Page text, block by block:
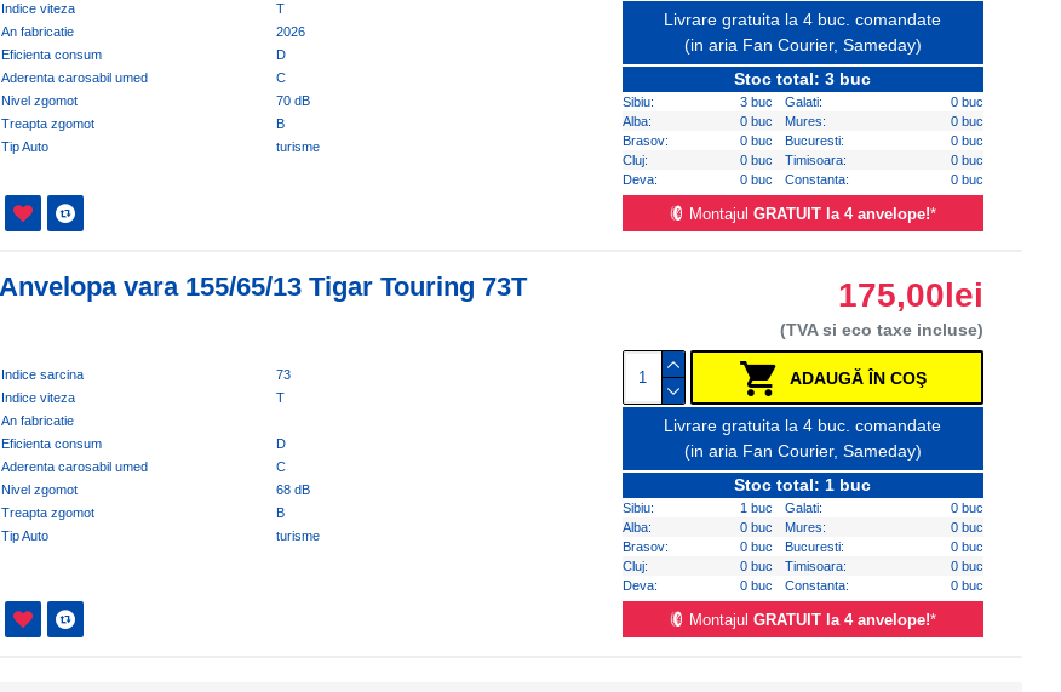
Indice viteza
T
An fabricatie
2026
Eficienta consum
D
Aderenta carosabil umed
C
Nivel zgomot
70 dB
Treapta zgomot
B
Tip Auto
turisme
Livrare gratuita la 4 buc. comandate
(in aria Fan Courier, Sameday)
Stoc total: 3 buc
Sibiu: 3 buc Galati:
0 buc
Alba:
0 buc Mures:
0 buc
Brasov:
0 buc Bucuresti:
0 buc
Cluj:
0 buc Timisoara:
0 buc
Deva:
0 buc Constanta: 0 buc
MontajulGRATUIT la 4 anvelope!*
Anvelopa vara 155/65/13 Tigar Touring 73T
Indice sarcina
73
Indice viteza
T
An fabricatie
Eficienta consum
D
Aderenta carosabil umed
C
Nivel zgomot
68 dB
Treapta zgomot
B
Tip Auto
turisme
175,00lei
(TVA si eco taxe incluse)
ADAUGĂ ÎN COŞ
Livrare gratuita la 4 buc. comandate
(in aria Fan Courier, Sameday)
Stoc total: 1 buc
Sibiu: 1 buc Galati:
0 buc
Alba:
0 buc Mures:
0 buc
Brasov:
0 buc Bucuresti:
0 buc
Cluj:
0 buc Timisoara:
0 buc
Deva:
0 buc Constanta: 0 buc
MontajulGRATUIT la 4 anvelope!*